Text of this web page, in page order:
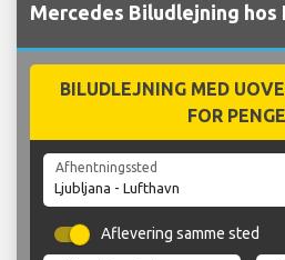
Mercedes Biludlejning hos
BILUDLEJNING MED
FOR
Afhentningssted
Aflevering samme sted